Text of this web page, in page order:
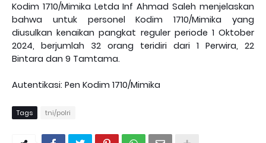
Kodim 1710/Mimika Letda Inf Ahmad Saleh menjelaskan
bahwa untuk personel Kodim 1710/Mimika yang
diusulkan kenaikan pangkat reguler periode 1 Oktober
2024, berjumlah 32 orang teridiri dari 1 Perwira, 22
Bintara dan 9 Tamtama.
Autentikasi: Pen Kodim 1710/Mimika
Tags tni/polri